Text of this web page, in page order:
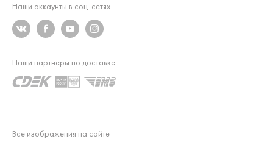
Наши аккаунты в соц. сетях
Все изображения на сайте
Наши партнеры по доставке